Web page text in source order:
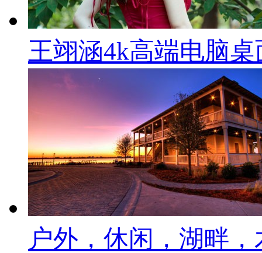
王翊涵4k高端电脑桌
户外，休闲，湖畔